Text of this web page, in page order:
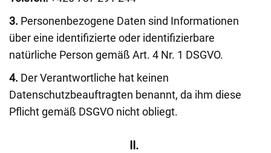
3. Personenbezogene Daten sind Informationen
über eine identifizierte oder identifizierbare
natürliche Person gemäß Art. 4 Nr. 1 DSGVO.
4. Der Verantwortliche hat keinen
Datenschutzbeauftragten benannt, da ihm diese
Pflicht gemäß DSGVO nicht obliegt.
II.